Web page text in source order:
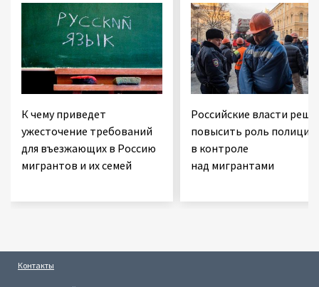
К чему приведет
ужесточение требований
для въезжающих в Россию
мигрантов и их семей
Российские власти
повысить роль полиции
в контроле
над мигрантами
Контакты